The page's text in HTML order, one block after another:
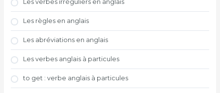
Les verbes irréguliers en anglais
Les règles en anglais
Les abréviations en anglais
Les verbes anglais à particules
to get : verbe anglais à particules